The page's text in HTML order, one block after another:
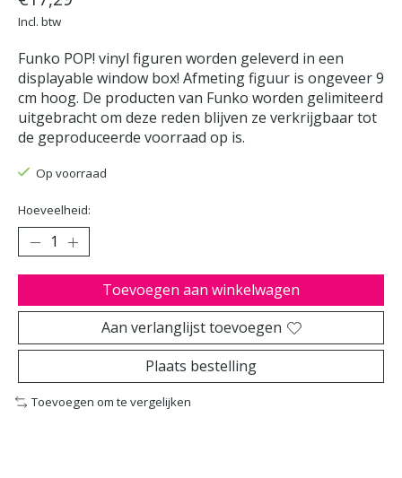
Incl. btw
Funko POP! vinyl figuren worden geleverd in een
displayable window box! Afmeting figuur is ongeveer 9
cm hoog. De producten van Funko worden gelimiteerd
uitgebracht om deze reden blijven ze verkrijgbaar tot
de geproduceerde voorraad op is.
Op voorraad
Hoeveelheid:
Toevoegen aan winkelwagen
Aan verlanglijst toevoegen
Plaats bestelling
Toevoegen om te vergelijken